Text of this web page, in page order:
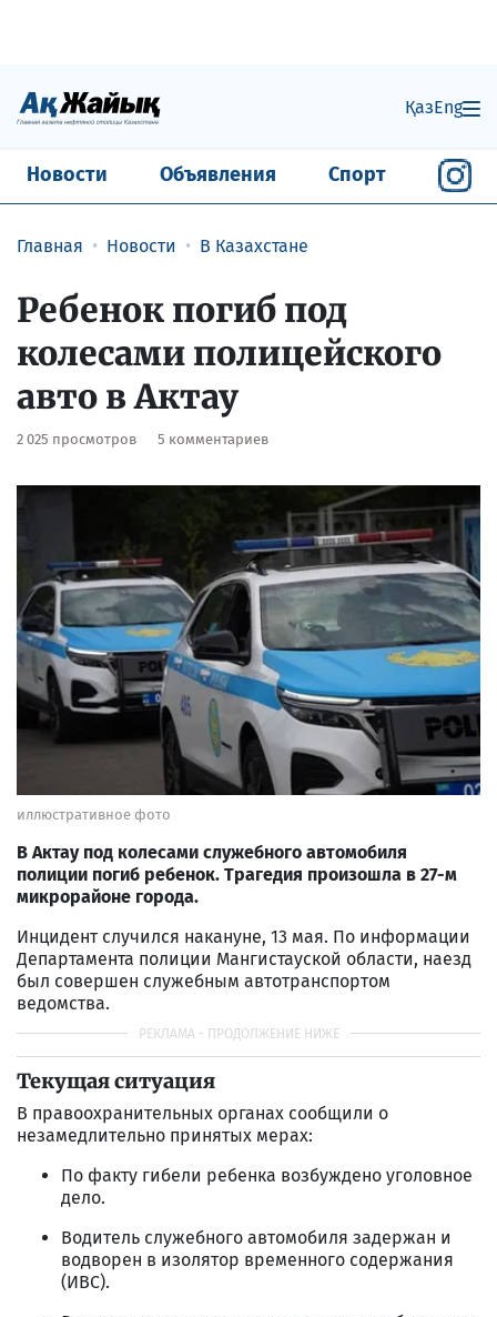
ҚазEng
Новости Объявления Спорт
Главная Новости В Казахстане
Ребенок погиб под
колесами полицейского
авто в Актау
2 025 просмотров 5 комментариев
иллюстративное фото
В Актау под колесами служебного автомобиля
полиции погиб ребенок. Трагедия произошла в 27-м
микрорайоне города.
Инцидент случился накануне, 13 мая. По информации
Департамента полиции Мангистауской области, наезд
был совершен служебным автотранспортом
ведомства.
Текущая ситуация
В правоохранительных органах сообщили о
незамедлительно принятых мерах:
По факту гибели ребенка возбуждено уголовное
дело.
Водитель служебного автомобиля задержан и
водворен в изолятор временного содержания
(ИВС).